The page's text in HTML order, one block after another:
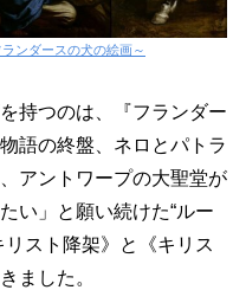
ンダースの犬の絵画～
持つのは、『フランダー
語の終盤、ネロとパトラ
アントワープの大聖堂が
い」と願い続けた“ルー
スト降架》と《キリス
ました。